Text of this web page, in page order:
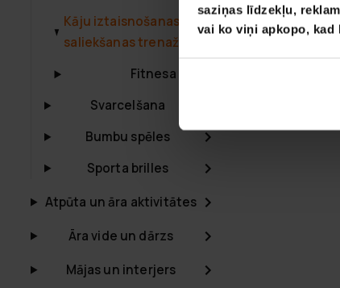
saziņas līdzekļu,
vai ko viņi apkopo,
Kāju iztaisnošanas un
saliekšanas trenažieri
Fitnesa Batuti
Svarcelšana
Bumbu spēles
Sporta brilles
Atpūta un āra aktivitātes
Āra vide un dārzs
Mājas un interjers